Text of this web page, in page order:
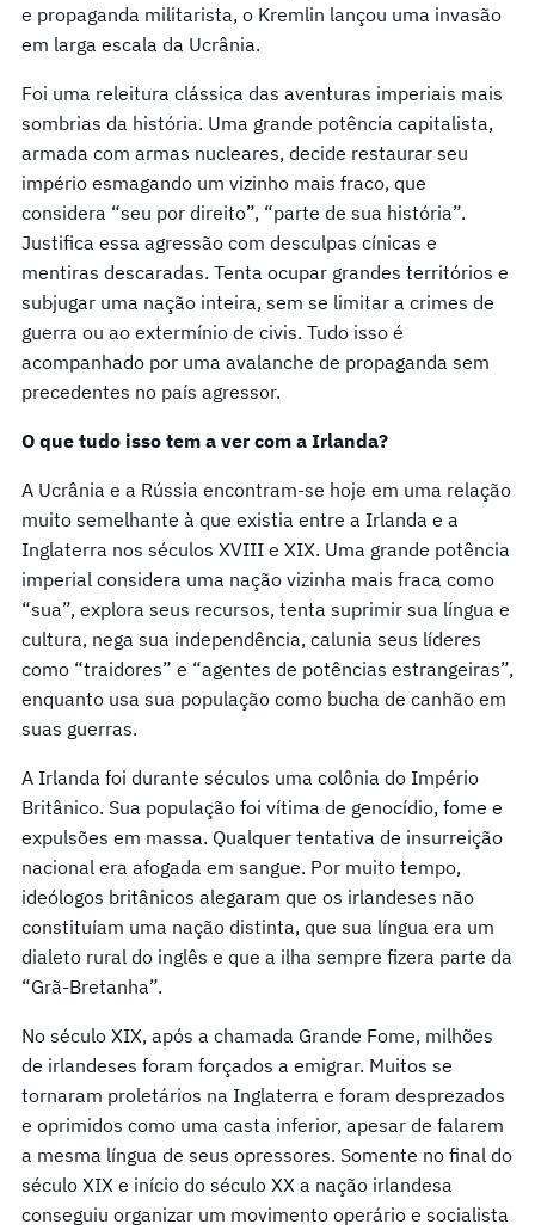
e propaganda militarista, o Kremlin lançou uma invasão
em larga escala da Ucrânia.
Foi uma releitura clássica das aventuras imperiais mais
sombrias da história. Uma grande potência capitalista,
armada com armas nucleares, decide restaurar seu
império esmagando um vizinho mais fraco, que
considera “seu por direito”, “parte de sua história”.
Justifica essa agressão com desculpas cínicas e
mentiras descaradas. Tenta ocupar grandes territórios e
subjugar uma nação inteira, sem se limitar a crimes de
guerra ou ao extermínio de civis. Tudo isso é
acompanhado por uma avalanche de propaganda sem
precedentes no país agressor.
O que tudo isso tem a ver com a Irlanda?
A Ucrânia e a Rússia encontram-se hoje em uma relação
muito semelhante à que existia entre a Irlanda e a
Inglaterra nos séculos XVIII e XIX. Uma grande potência
imperial considera uma nação vizinha mais fraca como
“sua”, explora seus recursos, tenta suprimir sua língua e
cultura, nega sua independência, calunia seus líderes
como “traidores” e “agentes de potências estrangeiras”,
enquanto usa sua população como bucha de canhão em
suas guerras.
A Irlanda foi durante séculos uma colônia do Império
Britânico. Sua população foi vítima de genocídio, fome e
expulsões em massa. Qualquer tentativa de insurreição
nacional era afogada em sangue. Por muito tempo,
ideólogos britânicos alegaram que os irlandeses não
constituíam uma nação distinta, que sua língua era um
dialeto rural do inglês e que a ilha sempre fizera parte da
“Grã-Bretanha”.
No século XIX, após a chamada Grande Fome, milhões
de irlandeses foram forçados a emigrar. Muitos se
tornaram proletários na Inglaterra e foram desprezados
e oprimidos como uma casta inferior, apesar de falarem
a mesma língua de seus opressores. Somente no final do
século XIX e início do século XX a nação irlandesa
conseguiu organizar um movimento operário e socialista